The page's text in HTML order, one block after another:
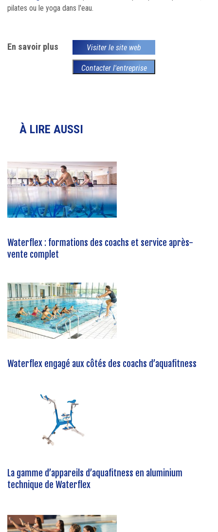
pilates ou le yoga dans l'eau.
En savoir plus Visiter le site web
Contacter l'entreprise
À LIRE AUSSI
Waterflex : formations des coachs et service après-
vente complet
Waterflex engagé aux côtés des coachs d’aquafitness
La gamme d’appareils d’aquafitness en aluminium
technique de Waterflex